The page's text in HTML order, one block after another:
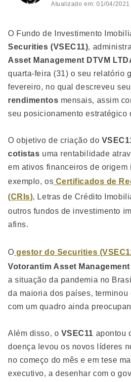
Atualizado em: 01/04/2021
O Fundo de Investimento
Securities (VSEC11),
Asset Management DTVM
quarta-feira (31) o seu relatório
fevereiro, no qual descreveu
rendimentos mensais, assim
seu posicionamento estratégico
O objetivo de criação do
cotistas uma rentabilidade
em ativos financeiros de origem
exemplo, os Certificados de
(CRIs), Letras de Crédito
outros fundos de investimento
afins.
O gestor do Securities
Votorantim Asset Management
a situação da pandemia no
da maioria dos países, terminou
com um quadro ainda
Além disso, o VSEC11 apontou
doença levou os novos líderes
no começo do mês e em tese
executivo, a desenhar com o